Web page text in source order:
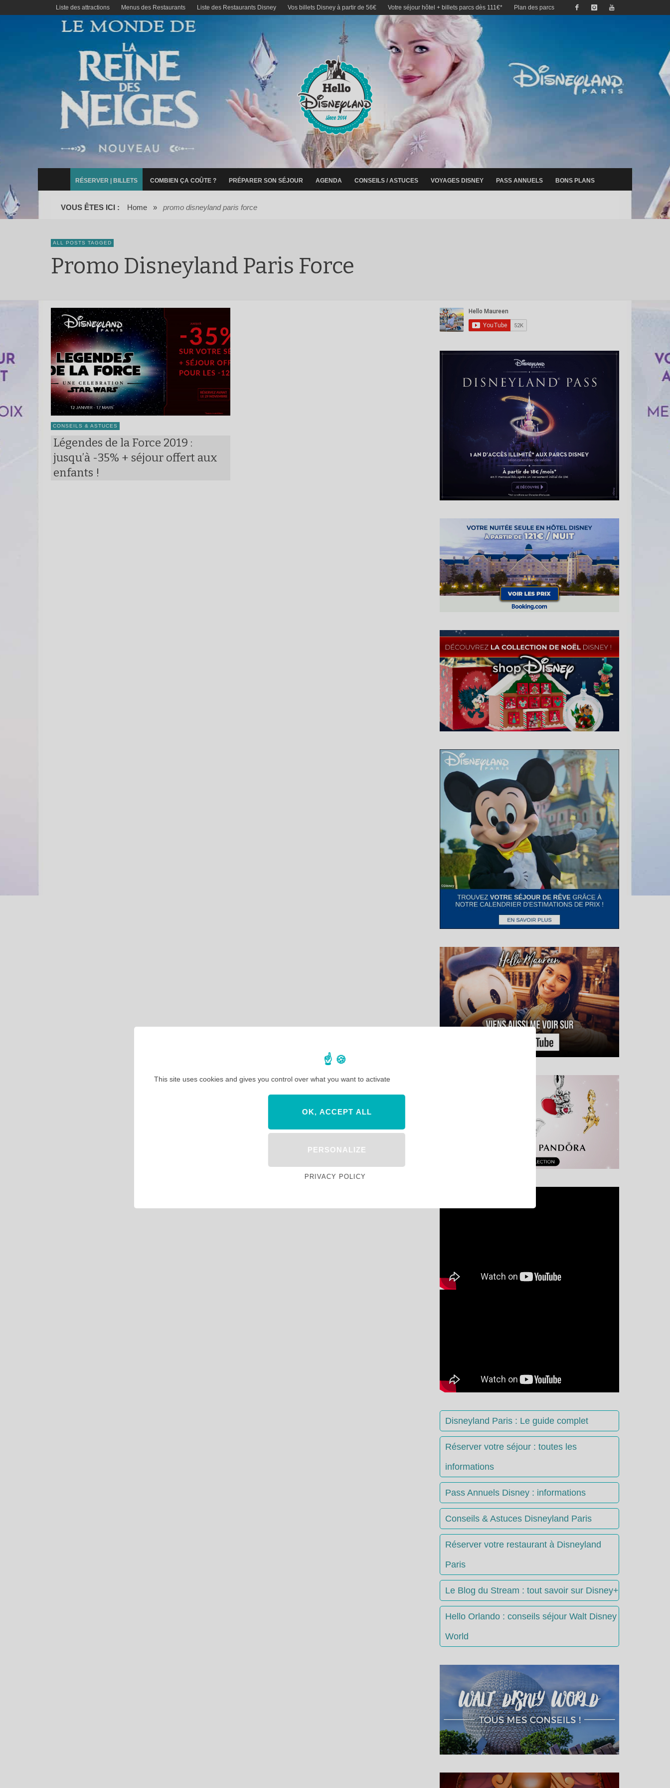
Liste des attractions Menus des Restaurants Liste des Restaurants Disney Vos billets Disney à partir de 56€ Votre séjour hôtel + billets parcs dès 111€* Plan des parcs
RÉSERVER | BILLETS COMBIEN ÇA COÛTE ? PRÉPARER SON SÉJOUR AGENDA CONSEILS / ASTUCES VOYAGES DISNEY PASS ANNUELS BONS PLANS
VOUS ÊTES ICI : Home » promo disneyland paris force
ALL POSTS TAGGED
Promo Disneyland Paris Force
CONSEILS & ASTUCES
Légendes de la Force 2019 :
jusqu’à -35% + séjour offert aux
enfants !
Disneyland Paris : Le guide complet
Réserver votre séjour : toutes les
informations
Pass Annuels Disney : informations
Conseils & Astuces Disneyland Paris
Réserver votre restaurant à Disneyland
Paris
Le Blog du Stream : tout savoir sur Disney+
Hello Orlando : conseils séjour Walt Disney
World
This site uses cookies and gives you control over what you want to activate
OK, ACCEPT ALL
PERSONALIZE
PRIVACY POLICY